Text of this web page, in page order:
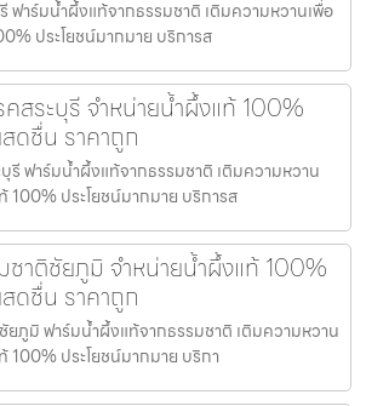
าร์มน้ำผึ้งแท้จากธรรมชาติ เติมความหวานเพื่อ
ประโยชน์มากมาย บริการส
สระบุรี จำหน่ายน้ำผึ้งแท้ 100%
ดชื่น ราคาถูก
รี ฟาร์มน้ำผึ้งแท้จากธรรมชาติ เติมความหวาน
100% ประโยชน์มากมาย บริการส
ชาติชัยภูมิ จำหน่ายน้ำผึ้งแท้ 100%
ดชื่น ราคาถูก
ยภูมิ ฟาร์มน้ำผึ้งแท้จากธรรมชาติ เติมความหวาน
100% ประโยชน์มากมาย บริกา